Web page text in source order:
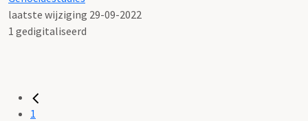
laatste wijziging 29-09-2022
1 gedigitaliseerd
1